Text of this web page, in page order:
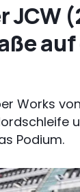
JCW
Works
Podium.